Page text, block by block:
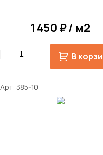
1 450 ₽ / м2
Quantity В
Арт 385-10